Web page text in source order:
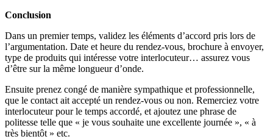
Conclusion
Dans un premier temps, validez les éléments d’accord pris lors de
l’argumentation. Date et heure du rendez-vous, brochure à envoyer,
type de produits qui intéresse votre interlocuteur… assurez vous
d’être sur la même longueur d’onde.
Ensuite prenez congé de manière sympathique et professionnelle,
que le contact ait accepté un rendez-vous ou non. Remerciez votre
interlocuteur pour le temps accordé, et ajoutez une phrase de
politesse telle que « je vous souhaite une excellente journée », « à
très bientôt » etc.